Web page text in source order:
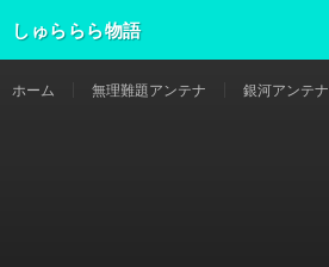
しゅららら物語
ホーム 無理難題アンテナ 銀河アンテナ